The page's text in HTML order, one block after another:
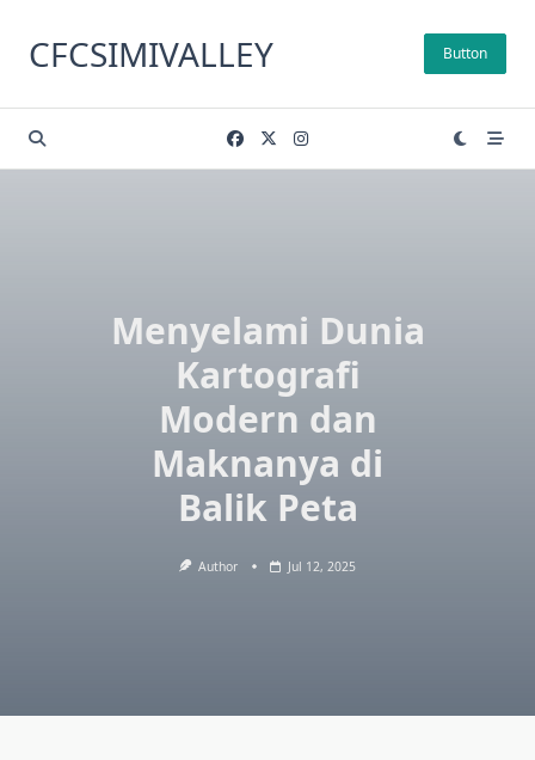
contentCFCSIMIVALLEY Button
Menyelami Dunia
Kartografi
Modern dan
Maknanya di
Balik Peta
Author Jul 12, 2025